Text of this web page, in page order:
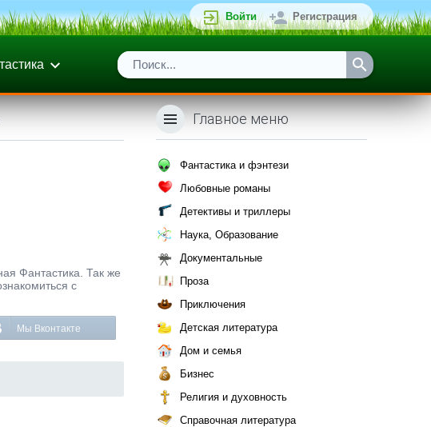
Войти Регистрация
Фантастика. Так же
с
Мы Вконтакте
Главное меню
Фантастика и фэнтези
Любовные романы
Детективы и триллеры
Наука, Образование
Документальные
Проза
Приключения
Детская литература
Дом и семья
Бизнес
Религия и духовность
Справочная литература